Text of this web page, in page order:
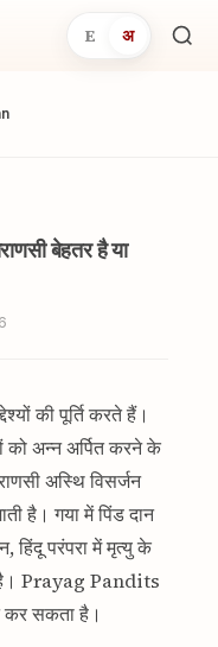
E अ
बेहतर है या
की पूर्ति करते हैं।
को अन्न अर्पित करने के
अस्थि विसर्जन
है। गया में पिंड दान
हिंदू परंपरा में मृत्यु के
है। Prayag Pandits
कर सकता है।